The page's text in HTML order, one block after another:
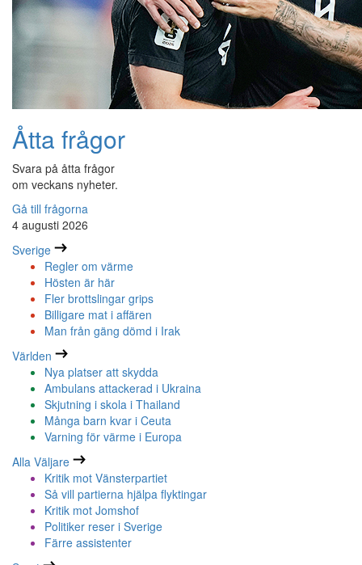
Åtta frågor
Svara på åtta frågor
om veckans nyheter.
Gå till frågorna
4 augusti 2026
Sverige
Regler om värme
Hösten är här
Fler brottslingar grips
Billigare mat i affären
Man från gäng dömd i Irak
Världen
Nya platser att skydda
Ambulans attackerad i Ukraina
Skjutning i skola i Thailand
Många barn kvar i Ceuta
Varning för värme i Europa
Alla Väljare
Kritik mot Vänsterpartiet
Så vill partierna hjälpa flyktingar
Kritik mot Jomshof
Politiker reser i Sverige
Färre assistenter